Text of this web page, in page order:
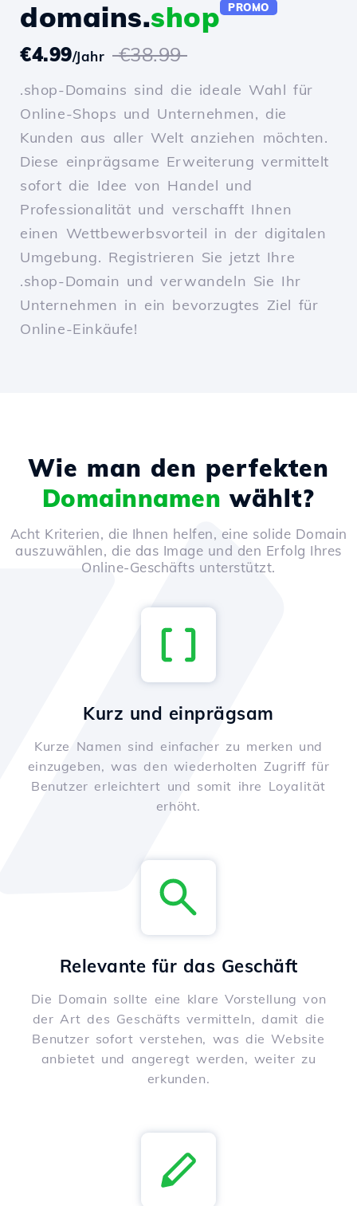
domains.shop PROMO
€4.99/Jahr €38.99
.shop-Domains sind die ideale Wahl für
Online-Shops und Unternehmen, die
Kunden aus aller Welt anziehen möchten.
Diese einprägsame Erweiterung vermittelt
sofort die Idee von Handel und
Professionalität und verschafft Ihnen
einen Wettbewerbsvorteil in der digitalen
Umgebung. Registrieren Sie jetzt Ihre
.shop-Domain und verwandeln Sie Ihr
Unternehmen in ein bevorzugtes Ziel für
Online-Einkäufe!
Wie man den perfekten
Domainnamen wählt?
Acht Kriterien, die Ihnen helfen, eine solide Domain
auszuwählen, die das Image und den Erfolg Ihres
Online-Geschäfts unterstützt.
Kurz und einprägsam
Kurze Namen sind einfacher zu merken und
einzugeben, was den wiederholten Zugriff für
Benutzer erleichtert und somit ihre Loyalität
erhöht.
Relevante für das Geschäft
Die Domain sollte eine klare Vorstellung von
der Art des Geschäfts vermitteln, damit die
Benutzer sofort verstehen, was die Website
anbietet und angeregt werden, weiter zu
erkunden.